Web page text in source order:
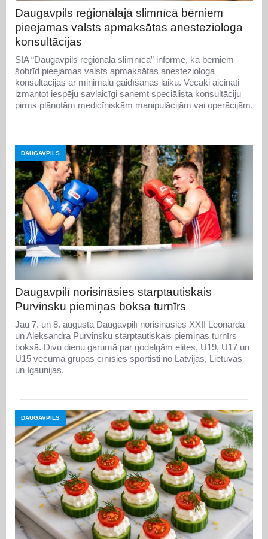
Daugavpils reģionālajā slimnīcā bērniem
pieejamas valsts apmaksātas anesteziologa
konsultācijas
SIA “Daugavpils reģionālā slimnīca” informē, ka bērniem
šobrīd pieejamas valsts apmaksātas anesteziologa
konsultācijas ar minimālu gaidīšanas laiku. Vecāki aicināti
izmantot iespēju savlaicīgi saņemt speciālista konsultāciju
pirms plānotām medicīniskām manipulācijām vai operācijām.
DAUGAVPILS
Daugavpilī norisināsies starptautiskais
Purvinsku piemiņas boksa turnīrs
Jau 7. un 8. augustā Daugavpilī norisināsies XXII Leonarda
un Aleksandra Purvinsku starptautiskais piemiņas turnīrs
boksā. Divu dienu garumā par godalgām elites, U19, U17 un
U15 vecuma grupās cīnīsies sportisti no Latvijas, Lietuvas
un Igaunijas.
DAUGAVPILS